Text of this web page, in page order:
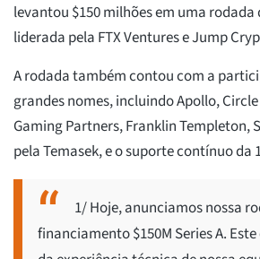
levantou $150 milhões em uma
liderada pela FTX Ventures e Jump
A rodada também contou com a
grandes nomes, incluindo Apollo,
Gaming Partners, Franklin Templeton,
pela Temasek, e o suporte contínuo da
1/ Hoje, anunciamos nossa
financiamento $150M Series A.